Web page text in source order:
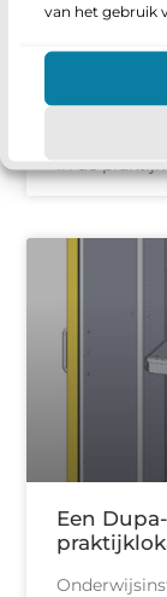
van het gebruik
Heb je het
dat
In de
Een